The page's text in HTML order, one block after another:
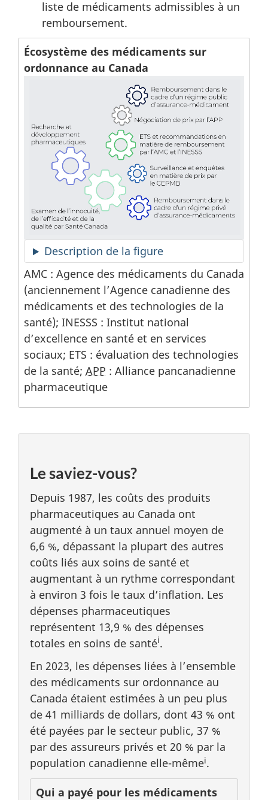
liste de médicaments admissibles à un
remboursement.
Écosystème des médicaments sur
ordonnance au Canada
Description de la figure
AMC : Agence des médicaments du Canada
(anciennement l’Agence canadienne des
médicaments et des technologies de la
santé); INESSS : Institut national
d’excellence en santé et en services
sociaux; ETS : évaluation des technologies
de la santé; APP : Alliance pancanadienne
pharmaceutique
Le saviez-vous?
Depuis 1987, les coûts des produits
pharmaceutiques au Canada ont
augmenté à un taux annuel moyen de
6,6 %, dépassant la plupart des autres
coûts liés aux soins de santé et
augmentant à un rythme correspondant
à environ 3 fois le taux d’inflation. Les
dépenses pharmaceutiques
représentent 13,9 % des dépenses
totales en soins de santéi.
En 2023, les dépenses liées à l’ensemble
des médicaments sur ordonnance au
Canada étaient estimées à un peu plus
de 41 milliards de dollars, dont 43 % ont
été payées par le secteur public, 37 %
par des assureurs privés et 20 % par la
population canadienne elle-mêmei.
Qui a payé pour les médicaments